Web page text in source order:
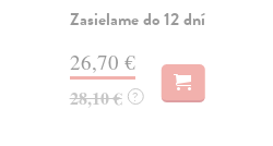
Zasielame do 12 dní
26,70 €
28,10 € ?